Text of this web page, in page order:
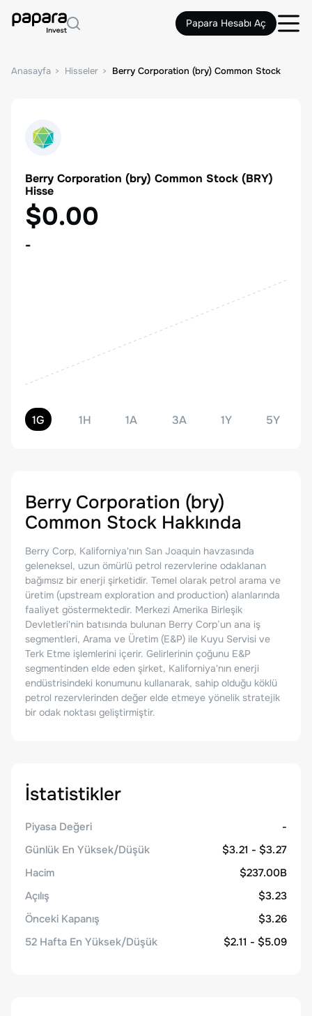
Papara Hesabı Aç
Anasayfa Hisseler Berry Corporation (bry) Common Stock
Berry Corporation (bry) Common Stock (BRY)
Hisse
$0.00
-
1G 1H 1A 3A 1Y 5Y
Berry Corporation (bry)
Common Stock Hakkında
Berry Corp, Kaliforniya'nın San Joaquin havzasında
geleneksel, uzun ömürlü petrol rezervlerine odaklanan
bağımsız bir enerji şirketidir. Temel olarak petrol arama ve
üretim (upstream exploration and production) alanlarında
faaliyet göstermektedir. Merkezi Amerika Birleşik
Devletleri'nin batısında bulunan Berry Corp’un ana iş
segmentleri, Arama ve Üretim (E&P) ile Kuyu Servisi ve
Terk Etme işlemlerini içerir. Gelirlerinin çoğunu E&P
segmentinden elde eden şirket, Kaliforniya'nın enerji
endüstrisindeki konumunu kullanarak, sahip olduğu köklü
petrol rezervlerinden değer elde etmeye yönelik stratejik
bir odak noktası geliştirmiştir.
İstatistikler
Piyasa Değeri
-
Günlük En Yüksek/Düşük
$3.21 - $3.27
Hacim
$237.00B
Açılış
$3.23
Önceki Kapanış
$3.26
52 Hafta En Yüksek/Düşük
$2.11 - $5.09